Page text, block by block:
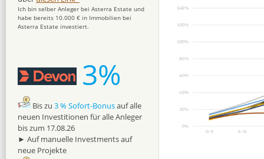
Ich bin selber Anleger bei Asterra Estate und
habe bereits 10.000 € in Immobilien bei
Asterra Estate investiert.
3%
Bis zu 3 % Sofort-Bonusauf alle
neuen Investitionen für alle Anleger
bis zum 17.08.26
► Auf manuelle Investments auf
neue Projekte